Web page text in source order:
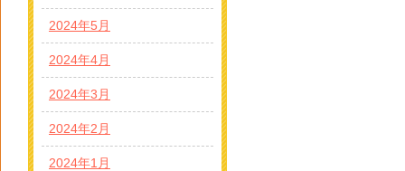
2024年5月
2024年4月
2024年3月
2024年2月
2024年1月